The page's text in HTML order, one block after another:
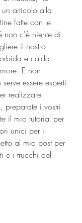
articolo alla
fatte con le
non c'è niente di
il nostro
e calda
E non
essere esperti
realizzare
i vostri
il mio tutorial per
unici per il
al mio post per
e i trucchi del